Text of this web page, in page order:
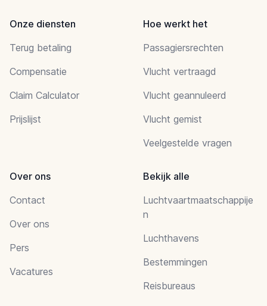
Onze diensten
Terug betaling
Compensatie
Claim Calculator
Prijslijst
Hoe werkt het
Passagiersrechten
Vlucht vertraagd
Vlucht geannuleerd
Vlucht gemist
Veelgestelde vragen
Over ons
Contact
Over ons
Pers
Vacatures
Bekijk alle
Luchtvaartmaatschappije
n
Luchthavens
Bestemmingen
Reisbureaus